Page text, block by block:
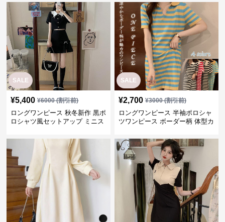
SALE
¥5,400 ¥6000(割引前)
ロングワンピース 秋冬新作 黒ポ
ロシャツ風セットアップ ミニス
SALE
¥2,700 ¥3000(割引前)
ロングワンピース 半袖ポロシャ
ツワンピース ボーダー柄 体型カ